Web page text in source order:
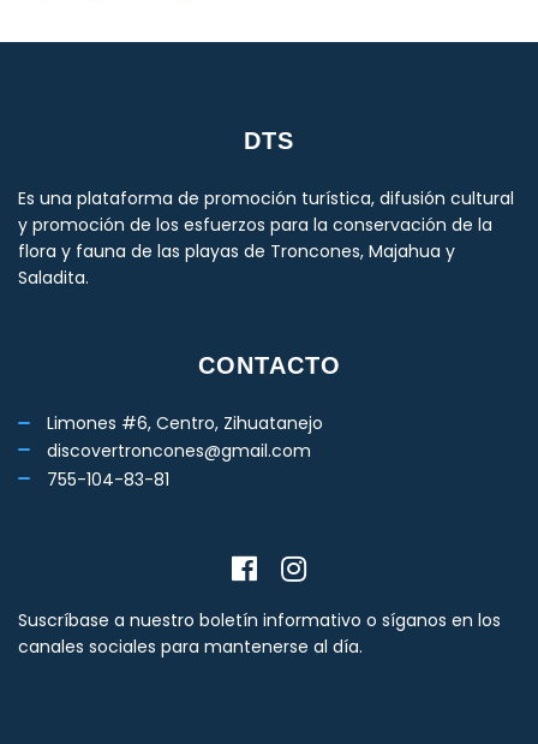
DTS
Es una plataforma de promoción turística, difusión cultural
y promoción de los esfuerzos para la conservación de la
flora y fauna de las playas de Troncones, Majahua y
Saladita.
CONTACTO
Limones #6, Centro, Zihuatanejo
discovertroncones@gmail.com
755-104-83-81
Suscríbase a nuestro boletín informativo o síganos en los
canales sociales para mantenerse al día.